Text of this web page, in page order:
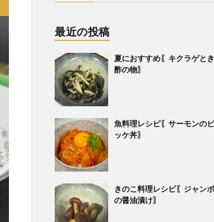
最近の投稿
夏におすすめ〖キクラゲと
酢の物〗
魚料理レシピ〖サーモンの
ッケ丼〗
きのこ料理レシピ〖ジャン
の醤油漬け〗